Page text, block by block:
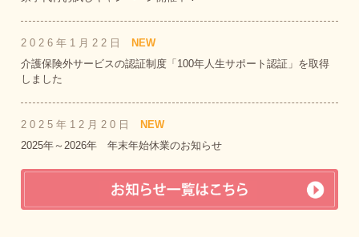
2026年1月22日
NEW
介護保険外サービスの認証制度「100年人生サポート認証」を取得
しました
2025年12月20日
NEW
2025年～2026年 年末年始休業のお知らせ